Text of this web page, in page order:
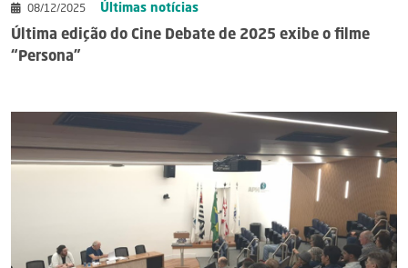
08/12/2025 Últimas notícias
Última edição do Cine Debate de 2025 exibe o filme
“Persona”